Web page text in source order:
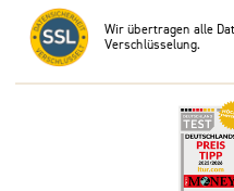
Wir übertragen alle
Verschlüsselung.